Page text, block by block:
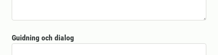
Guidning och dialog